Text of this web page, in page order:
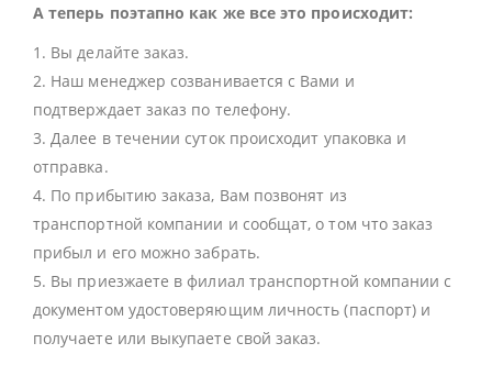
А теперь поэтапно как же все это происходит:
1. Вы делайте заказ.
2. Наш менеджер созванивается с Вами и
подтверждает заказ по телефону.
3. Далее в течении суток происходит упаковка и
отправка.
4. По прибытию заказа, Вам позвонят из
транспортной компании и сообщат, о том что заказ
прибыл и его можно забрать.
5. Вы приезжаете в филиал транспортной компании с
документом удостоверяющим личность (паспорт) и
получаете или выкупаете свой заказ.